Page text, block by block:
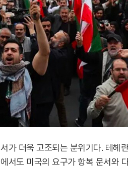
가 더욱 고조되는 분위기다. 테헤
서도 미국의 요구가 항복 문서와